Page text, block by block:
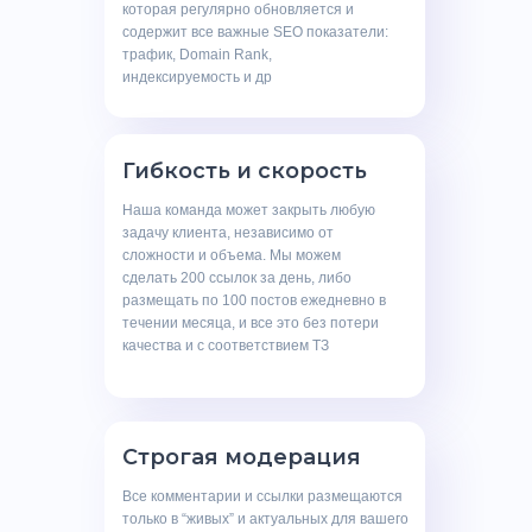
которая регулярно обновляется и
содержит все важные SEO показатели:
трафик, Domain Rank,
индексируемость и др
Гибкость и скорость
Наша команда может закрыть любую
задачу клиента, независимо от
сложности и объема. Мы можем
сделать 200 ссылок за день, либо
размещать по 100 постов ежедневно в
течении месяца, и все это без потери
качества и с соответствием ТЗ
Строгая модерация
Все комментарии и ссылки размещаются
только в “живых” и актуальных для вашего